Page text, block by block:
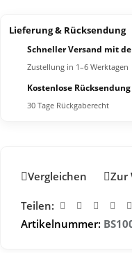
Lieferung & Rücksendung
Schneller Versand mit
Zustellung in 1–6 Werktagen
Kostenlose Rücksendung
30 Tage Rückgaberecht
Vergleichen Zur
Teilen:
Artikelnummer: